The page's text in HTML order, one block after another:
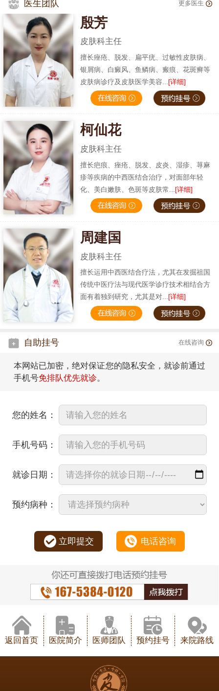
医生团队 更多医生
殷芳
皮肤科主任
擅长痤疮、脱发、扁平疣、过敏性皮肤病、
银屑病、白癜风、鱼鳞病、瘢痕、花斑癣等
皮肤病诊疗及皮肤医学美容... [详细]
柯仙花
皮肤科主任
擅长疤痕、痤疮、脱发、皮炎、湿疹、荨麻
疹等疾病的中西医结合治疗，对面部年轻
化、美白嫩肤、色斑等皮肤常... [详细]
周建国
皮肤科主任
擅长运用中西医结合疗法，尤其在发掘祖国
传统中医疗法与现代医学诊疗技术相结合方
面有着独到研究，尤其是对...[详细]
自助挂号 在线咨询
本网站已加密，绝对保证您的隐私安全，就诊前通过
手机号免排队优先就诊。
您的姓名：
手机号码：
就诊日期：
预约病种：
立即提交 电话咨询
返回首页 医院简介 医师团队 预约挂号 来院路线